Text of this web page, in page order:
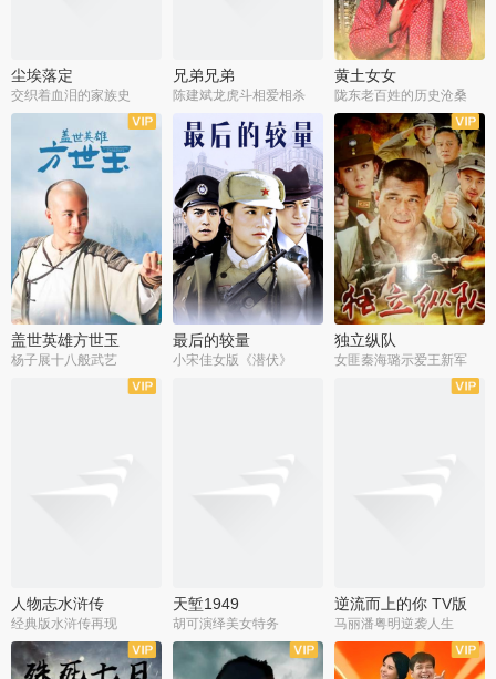
尘埃落定
交织着血泪的家族史
兄弟兄弟
陈建斌龙虎斗相爱相杀
黄土女女
陇东老百姓的历史沧桑
全36集
盖世英雄方世玉
杨子展十八般武艺
全28集
最后的较量
小宋佳女版《潜伏》
全44集
独立纵队
女匪秦海璐示爱王新军
人物志水浒传
经典版水浒传再现
天堑1949
胡可演绎美女特务
逆流而上的你 TV版
马丽潘粤明逆袭人生
全34集
全21集 全35集